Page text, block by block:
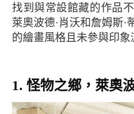
找到與常設館藏的作品
萊奧波德·肖沃和詹姆斯
的繪畫風格且未參與印象
1. 怪物之鄉，萊奧